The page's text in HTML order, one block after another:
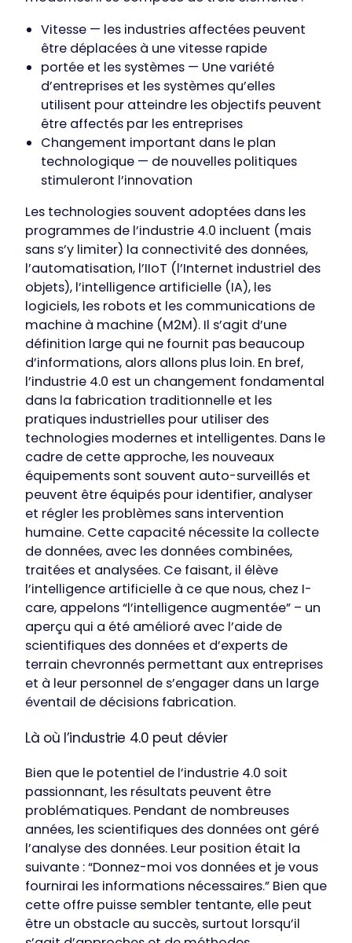
Vitesse — les industries affectées peuvent
être déplacées à une vitesse rapide
portée et les systèmes — Une variété
d’entreprises et les systèmes qu’elles
utilisent pour atteindre les objectifs peuvent
être affectés par les entreprises
Changement important dans le plan
technologique — de nouvelles politiques
stimuleront l’innovation
Les technologies souvent adoptées dans les
programmes de l’industrie 4.0 incluent (mais
sans s’y limiter) la connectivité des données,
l’automatisation, l’IIoT (l’Internet industriel des
objets), l’intelligence artificielle (IA), les
logiciels, les robots et les communications de
machine à machine (M2M). Il s’agit d’une
définition large qui ne fournit pas beaucoup
d’informations, alors allons plus loin. En bref,
l’industrie 4.0 est un changement fondamental
dans la fabrication traditionnelle et les
pratiques industrielles pour utiliser des
technologies modernes et intelligentes. Dans le
cadre de cette approche, les nouveaux
équipements sont souvent auto-surveillés et
peuvent être équipés pour identifier, analyser
et régler les problèmes sans intervention
humaine. Cette capacité nécessite la collecte
de données, avec les données combinées,
traitées et analysées. Ce faisant, il élève
l’intelligence artificielle à ce que nous, chez I-
care, appelons “l’intelligence augmentée” – un
aperçu qui a été amélioré avec l’aide de
scientifiques des données et d’experts de
terrain chevronnés permettant aux entreprises
et à leur personnel de s’engager dans un large
éventail de décisions fabrication.
Là où l’industrie 4.0 peut dévier
Bien que le potentiel de l’industrie 4.0 soit
passionnant, les résultats peuvent être
problématiques. Pendant de nombreuses
années, les scientifiques des données ont géré
l’analyse des données. Leur position était la
suivante : “Donnez-moi vos données et je vous
fournirai les informations nécessaires.” Bien que
cette offre puisse sembler tentante, elle peut
être un obstacle au succès, surtout lorsqu’il